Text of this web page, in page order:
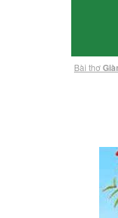
Bài thơ